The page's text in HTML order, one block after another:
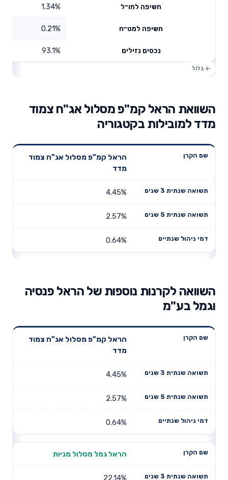
חשיפה לחו״ל 1.34%
חשיפה למט״ח 0.21%
נכסים נזילים 93.1%
השוואת הראל קמ"פ מסלול אג"ח צמוד
מדד למובילות בקטגוריה
שנתית 3
תשואה
דמי ניהול
הראל קמ"פ מסלול אג"ח צמוד
מדד
4.45%
2.57%
0.64%
השוואה לקרנות נוספות של הראל פנסיה
וגמל בע"מ
שנתית 3
תשואה
דמי ניהול
הראל קמ"פ מסלול אג"ח צמוד
מדד
4.45%
2.57%
0.64%
הראל גמל מסלול מניות
22.14%